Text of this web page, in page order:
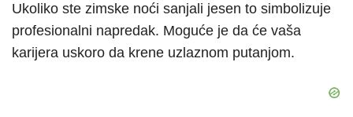
Ukoliko ste zimske noći sanjali jesen to simbolizuje
profesionalni napredak. Moguće je da će vaša
karijera uskoro da krene uzlaznom putanjom.